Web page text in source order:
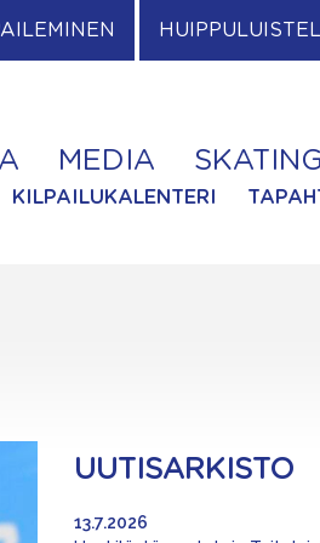
MEDIA
KILPAILUKALENTERI
UUTISARKISTO
13.7.2026